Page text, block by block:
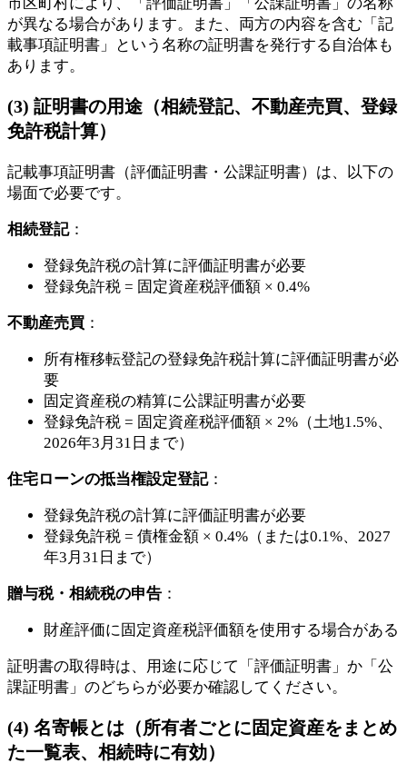
が異なる場合があります。また、両方の内容を含む「記
載事項証明書」という名称の証明書を発行する自治体も
あります。
(3) 証明書の用途（相続登記、不動産売買、登録
免許税計算）
記載事項証明書（評価証明書・公課証明書）は、以下の
場面で必要です。
相続登記：
登録免許税の計算に評価証明書が必要
登録免許税 = 固定資産税評価額 × 0.4%
不動産売買 ：
所有権移転登記の登録免許税計算に評価証明書が必
要
固定資産税の精算に公課証明書が必要
登録免許税 = 固定資産税評価額 × 2%（土地1.5%、
2026年3月31日まで）
住宅ローンの抵当権設定登記：
登録免許税の計算に評価証明書が必要
登録免許税 = 債権金額 × 0.4%（または0.1%、2027
年3月31日まで）
贈与税・相続税の申告 ：
財産評価に固定資産税評価額を使用する場合がある
証明書の取得時は、用途に応じて「評価証明書」か「公
課証明書」のどちらが必要か確認してください。
(4) 名寄帳とは（所有者ごとに固定資産をまとめ
た一覧表、相続時に有効）